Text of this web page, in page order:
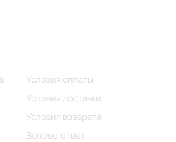
Условия оплаты
Условия доставки
Условия возврата
Вопрос-ответ